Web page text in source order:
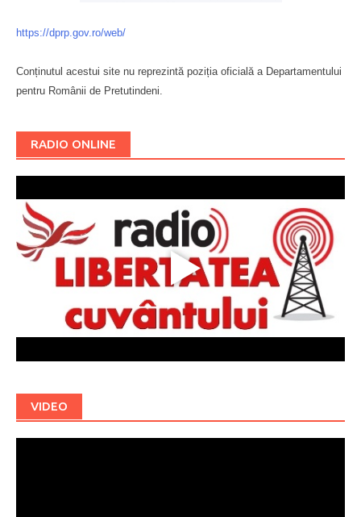
https://dprp.gov.ro/web/
Conținutul acestui site nu reprezintă poziția oficială a Departamentului
pentru Românii de Pretutindeni.
RADIO ONLINE
VIDEO